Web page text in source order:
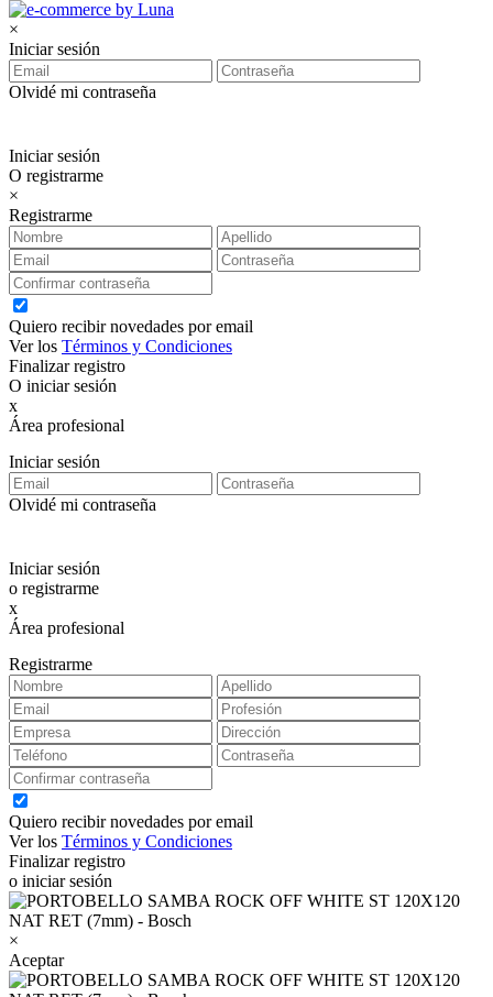
×
Iniciar sesión
Olvidé mi contraseña
Iniciar sesión
O registrarme
×
Registrarme
Quiero recibir novedades por email
Ver los Términos y Condiciones
Finalizar registro
O iniciar sesión
x
Área profesional
Iniciar sesión
Olvidé mi contraseña
Iniciar sesión
o registrarme
x
Área profesional
Registrarme
Quiero recibir novedades por email
Ver los Términos y Condiciones
Finalizar registro
o iniciar sesión
×
Aceptar